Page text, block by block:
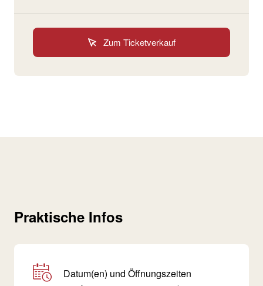
Zum Ticketverkauf
Praktische Infos
Datum(en) und Öffnungszeiten